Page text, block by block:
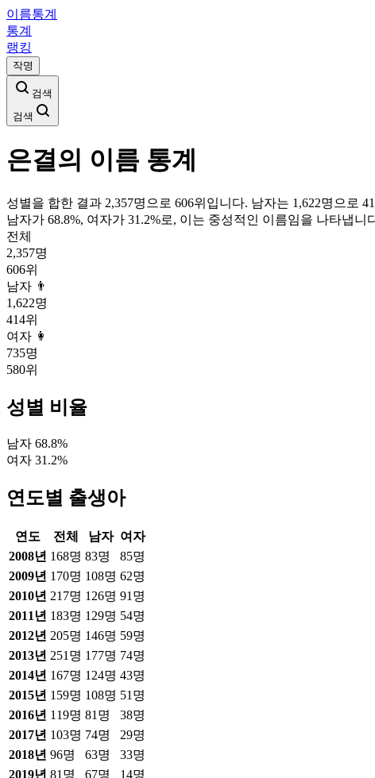
이름통계
통계
랭킹
작명
검색
검색
은결의 이름 통계
성별을 합한 결과 2,357명으로 606위입니다. 남자는 1,622명으로
남자가 68.8%, 여자가 31.2%로, 이는 중성적인 이름임을 나타냅니
전체
2,357명
606위
남자 👨
1,622명
414위
여자 👩
735명
580위
성별 비율
남자 68.8%
여자 31.2%
연도별 출생아
연도 전체 남자 여자
2008년 168명 83명 85명
2009년 170명 108명 62명
2010년 217명 126명 91 명
2011 년 183명 129명 54명
2012년 205명 146명 59명
2013년 251 명 177명 74명
2014년 167명 124명 43명
2015년 159명 108명 51 명
2016년 119명 81 명 38명
2017년 103명 74명 29명
2018년 96명 63명 33명
2019년 81 명 67명 14명